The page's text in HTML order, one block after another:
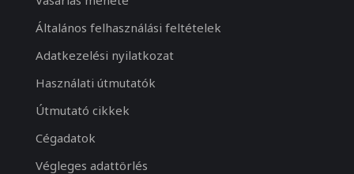
Általános felhasználási feltételek
Adatkezelési nyilatkozat
Használati útmutatók
Útmutató cikkek
Cégadatok
Végleges adattörlés